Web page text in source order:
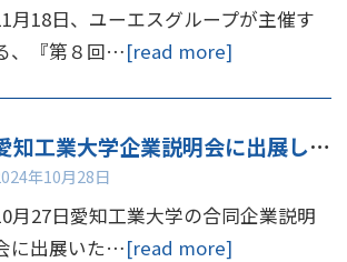
月18日、ユーエスグループが主催す
、『第８回…[read more]
愛知工業大学企業説明会に出展しました
年10月28日
月27日愛知工業大学の合同企業説明
に出展いた…[read more]